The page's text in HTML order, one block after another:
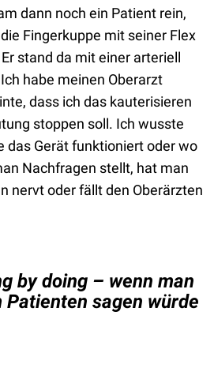
dann noch ein Patient rein,
Fingerkuppe mit seiner Flex
stand da mit einer arteriell
habe meinen Oberarzt
dass ich das kauterisieren
stoppen soll. Ich wusste
das Gerät funktioniert oder wo
Nachfragen stellt, hat man
nervt oder fällt den Oberärzten
by doing – wenn man
Patienten sagen würde